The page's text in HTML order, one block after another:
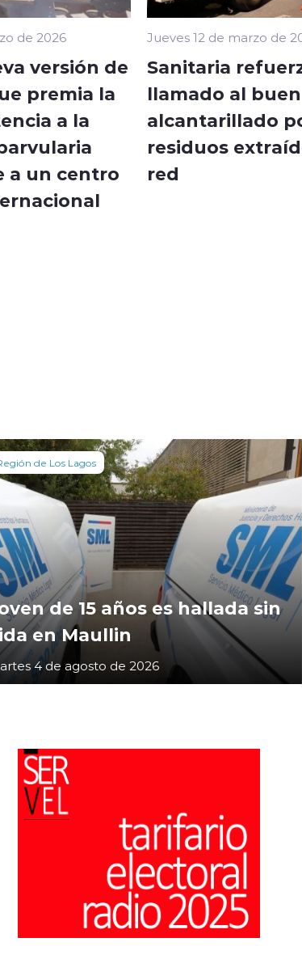
de 2026
versión de
premia la
a la
a un centro
Jueves 12 de marzo de
Sanitaria
llamado al
alcantarillado
residuos
red
de Los Lagos
de 15 años es hallada sin
en Maullin
4 de agosto de 2026